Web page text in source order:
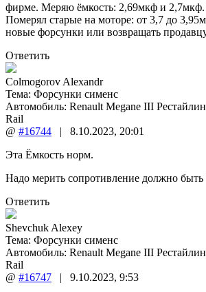
фирме. Меряю ёмкость: 2,69мкф и 2,7мкф.
Померял старые на моторе: от 3,7 до
новые форсунки или возвращать
Ответить
Colmogorov Alexandr
Тема: Форсунки сименс
Автомобиль: Renault Megane III
Rail
@ #16744 | 8.10.2023, 20:01
Эта Ёмкость норм.
Надо мерить сопротивление должно быть
Ответить
Shevchuk Alexey
Тема: Форсунки сименс
Автомобиль: Renault Megane III
Rail
@ #16747 | 9.10.2023, 9:53